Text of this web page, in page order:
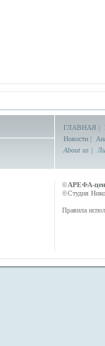
ГЛАВНАЯ |
Новости |
About us |
©АРЕФА-
©Студия
Правила